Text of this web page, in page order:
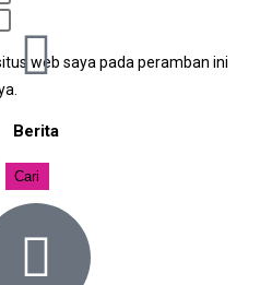
web saya pada peramban ini
Cari
Berita